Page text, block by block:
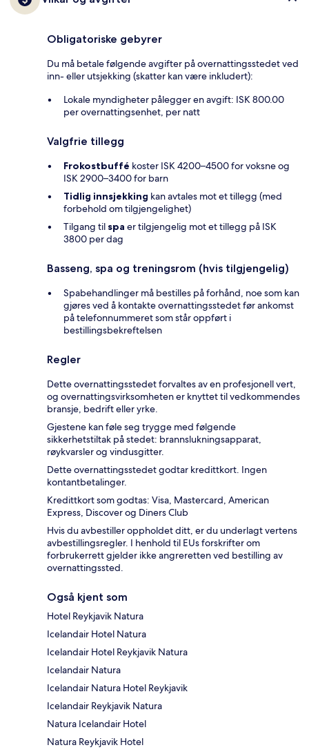
Obligatoriske gebyrer
Du må betale følgende avgifter på overnattingsstedet ved
inn- eller utsjekking (skatter kan være inkludert):
Lokale myndigheter pålegger en avgift: ISK 800.00
per overnattingsenhet, per natt
Valgfrie tillegg
Frokostbuffé koster ISK 4200–4500 for voksne og
ISK 2900–3400 for barn
Tidlig innsjekking kan avtales mot et tillegg (med
forbehold om tilgjengelighet)
Tilgang til spa er tilgjengelig mot et tillegg på ISK
3800 per dag
Basseng, spa og treningsrom (hvis tilgjengelig)
Spabehandlinger må bestilles på forhånd, noe som kan
gjøres ved å kontakte overnattingsstedet før ankomst
på telefonnummeret som står oppført i
bestillingsbekreftelsen
Regler
Dette overnattingsstedet forvaltes av en profesjonell vert,
og overnattingsvirksomheten er knyttet til vedkommendes
bransje, bedrift eller yrke.
Gjestene kan føle seg trygge med følgende
sikkerhetstiltak på stedet: brannslukningsapparat,
røykvarsler og vindusgitter.
Dette overnattingsstedet godtar kredittkort. Ingen
kontantbetalinger.
Kredittkort som godtas: Visa, Mastercard, American
Express, Discover og Diners Club
Hvis du avbestiller oppholdet ditt, er du underlagt vertens
avbestillingsregler. I henhold til EUs forskrifter om
forbrukerrett gjelder ikke angreretten ved bestilling av
overnattingssted.
Også kjent som
Hotel Reykjavik Natura
Icelandair Hotel Natura
Icelandair Hotel Reykjavik Natura
Icelandair Natura
Icelandair Natura Hotel Reykjavik
Icelandair Reykjavik Natura
Natura Icelandair Hotel
Natura Reykjavik Hotel